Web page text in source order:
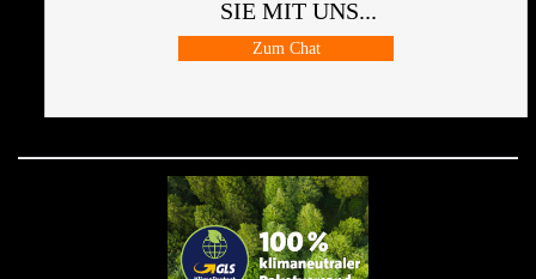
SIE MIT UNS...
Zum Chat